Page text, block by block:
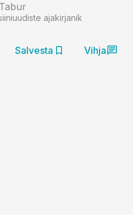
ajakirjanik
Salvesta Vihja